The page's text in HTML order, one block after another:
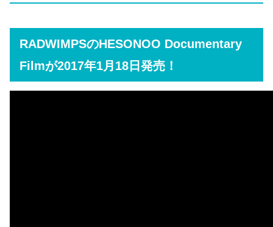
RADWIMPSのHESONOO Documentary
Filmが2017年1月18日発売！